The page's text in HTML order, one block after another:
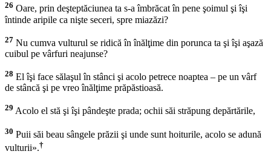
26 Oare, prin deşteptăciunea ta s-a îmbrăcat în pene şoimul şi îşi
întinde aripile ca nişte seceri, spre miazăzi?
27 Nu cumva vulturul se ridică în înălţime din porunca ta şi îşi aşază
cuibul pe vârfuri neajunse?
28 El îşi face sălaşul în stânci şi acolo petrece noaptea – pe un vârf
de stâncă şi pe vreo înălţime prăpăstioasă.
29 Acolo el stă şi îşi pândeşte prada; ochii săi străpung depărtările,
30 Puii săi beau sângele prăzii şi unde sunt hoiturile, acolo se adună
vulturii».†